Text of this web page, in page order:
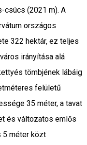
csúcs (2021 m). A
országos
322 hektár, ez teljes
irányítása alá
tömbjének lábáig
felületű
35 méter, a tavat
és változatos emlős
5 méter közt